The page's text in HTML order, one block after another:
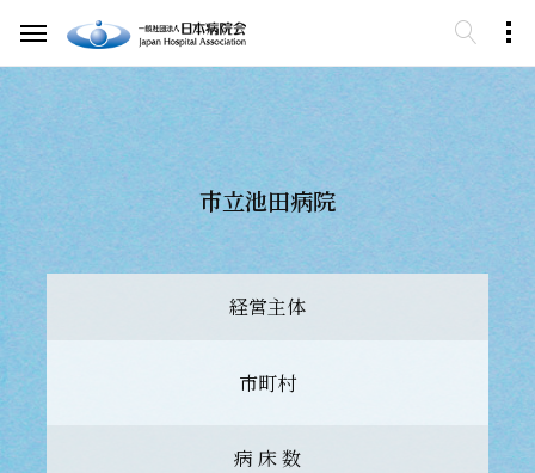
市立池田病院
経営主体
市町村
病 床 数